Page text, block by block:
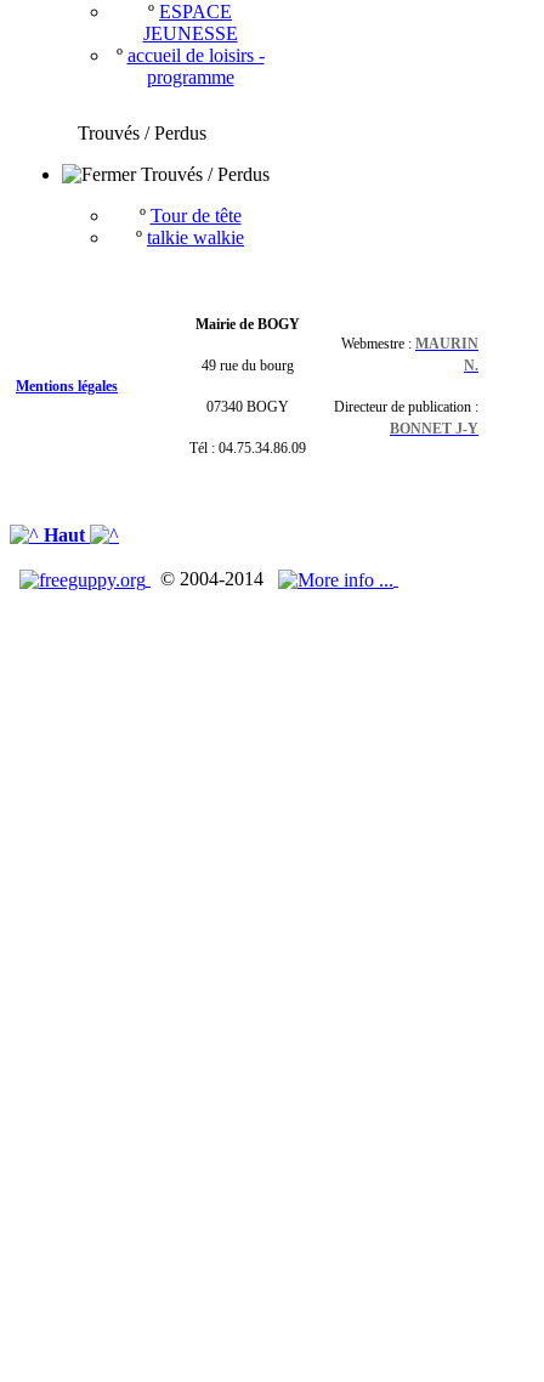
º ESPACE
JEUNESSE
º accueil de loisirs -
programme
Trouvés / Perdus
Trouvés / Perdus
º Tour de tête
º talkie walkie
Mentions légales
Mairie de BOGY
49 rue du bourg
07340 BOGY
Tél : 04.75.34.86.09
Webmestre : MAURIN
N.
Directeur de publication :
BONNET J-Y
Haut
© 2004-2014